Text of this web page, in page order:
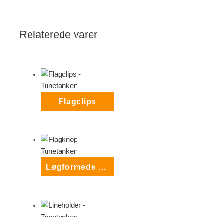
Relaterede varer
Flagclips
Løgformede Flagknopper1